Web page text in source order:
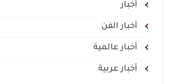
أخبار
أخبار الفن
أخبار عالمية
أخبار عربية